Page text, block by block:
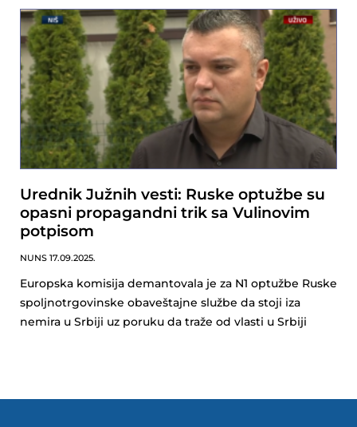
Urednik Južnih vesti: Ruske optužbe su
opasni propagandni trik sa Vulinovim
potpisom
NUNS 17.09.2025.
Europska komisija demantovala je za N1 optužbe Ruske
spoljnotrgovinske obaveštajne službe da stoji iza
nemira u Srbiji uz poruku da traže od vlasti u Srbiji